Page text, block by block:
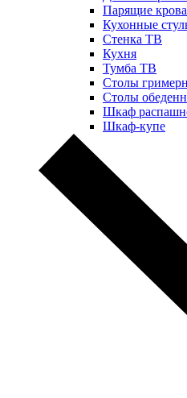
Парящие
Кухонные
Стенка ТВ
Кухня
Тумба ТВ
Столы
Столы
Шкаф
Шкаф-купе